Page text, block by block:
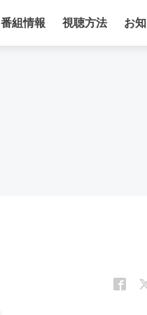
番組情報 視聴方法 お